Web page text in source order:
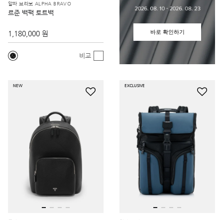
알파 브라보 ALPHA BRAVO
르준 백팩 토트백
1,180,000 원
비교
바로 확인하기
NEW EXCLUSIVE